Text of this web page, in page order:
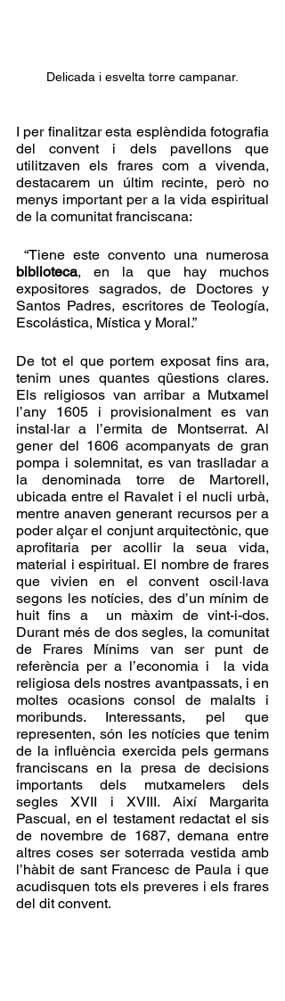
Delicada i esvelta torre campanar.
I per finalitzar esta esplèndida fotografia
del convent i dels pavellons que
utilitzaven els frares com a vivenda,
destacarem un últim recinte, però no
menys important per a la vida espiritual
de la comunitat franciscana:
biblioteca, en la que hay muchos
expositores sagrados, de Doctores y
Santos Padres, escritores de Teología,
Escolástica, Mística y Moral.”
De tot el que portem exposat fins ara,
tenim unes quantes qüestions clares.
Els religiosos van arribar a Mutxamel
l’any 1605 i provisionalment es van
instal·lar a l’ermita de Montserrat. Al
gener del 1606 acompanyats de gran
pompa i solemnitat, es van traslladar a
la denominada torre de Martorell,
ubicada entre el Ravalet i el nucli urbà,
mentre anaven generant recursos per a
poder alçar el conjunt arquitectònic, que
aprofitaria per acollir la seua vida,
material i espiritual. El nombre de frares
que vivien en el convent oscil·lava
segons les notícies, des d’un mínim de
huit fins a  un màxim de vint-i-dos.
Durant més de dos segles, la comunitat
de Frares Mínims van ser punt de
referència per a l’economia i  la vida
religiosa dels nostres avantpassats, i en
moltes ocasions consol de malalts i
moribunds. Interessants, pel que
representen, són les notícies que tenim
de la influència exercida pels germans
franciscans en la presa de decisions
importants dels mutxamelers dels
segles XVII i XVIII. Així Margarita
Pascual, en el testament redactat el sis
de novembre de 1687, demana entre
altres coses ser soterrada vestida amb
l’hàbit de sant Francesc de Paula i que
acudisquen tots els preveres i els frares
del dit convent.